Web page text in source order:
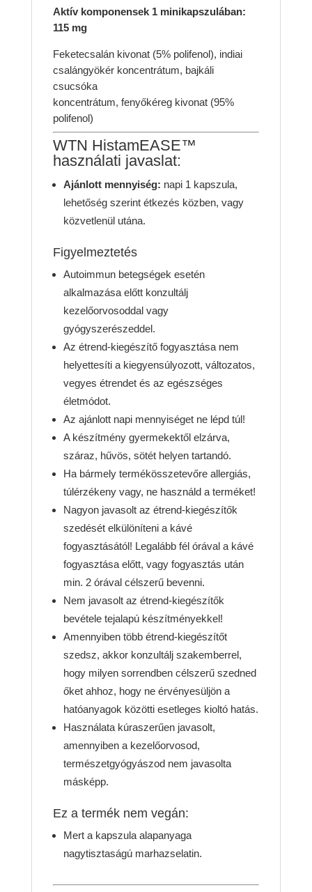
Aktív komponensek 1 minikapszulában:
115 mg
Feketecsalán kivonat (5% polifenol), indiai
csalángyökér koncentrátum, bajkáli
csucsóka
koncentrátum, fenyőkéreg kivonat (95%
polifenol)
WTN HistamEASE™
használati javaslat:
Ajánlott mennyiség: napi 1 kapszula,
lehetőség szerint étkezés közben, vagy
közvetlenül utána.
Figyelmeztetés
Autoimmun betegségek esetén
alkalmazása előtt konzultálj
kezelőorvosoddal vagy
gyógyszerészeddel.
Az étrend-kiegészítő fogyasztása nem
helyettesíti a kiegyensúlyozott, változatos,
vegyes étrendet és az egészséges
életmódot.
Az ajánlott napi mennyiséget ne lépd túl!
A készítmény gyermekektől elzárva,
száraz, hűvös, sötét helyen tartandó.
Ha bármely termékösszetevőre allergiás,
túlérzékeny vagy, ne használd a terméket!
Nagyon javasolt az étrend-kiegészítők
szedését elkülöníteni a kávé
fogyasztásától! Legalább fél órával a kávé
fogyasztása előtt, vagy fogyasztás után
min. 2 órával célszerű bevenni.
Nem javasolt az étrend-kiegészítők
bevétele tejalapú készítményekkel!
Amennyiben több étrend-kiegészítőt
szedsz, akkor konzultálj szakemberrel,
hogy milyen sorrendben célszerű szedned
őket ahhoz, hogy ne érvényesüljön a
hatóanyagok közötti esetleges kioltó hatás.
Használata kúraszerűen javasolt,
amennyiben a kezelőorvosod,
természetgyógyászod nem javasolta
másképp.
Ez a termék nem vegán:
Mert a kapszula alapanyaga
nagytisztaságú marhazselatin.